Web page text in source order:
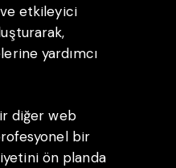
etkileyici
yardımcı
diğer web
bir
ön planda